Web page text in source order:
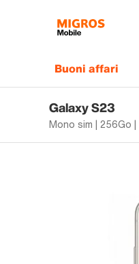
Buoni affari
Galaxy S23
Mono sim | 256Go